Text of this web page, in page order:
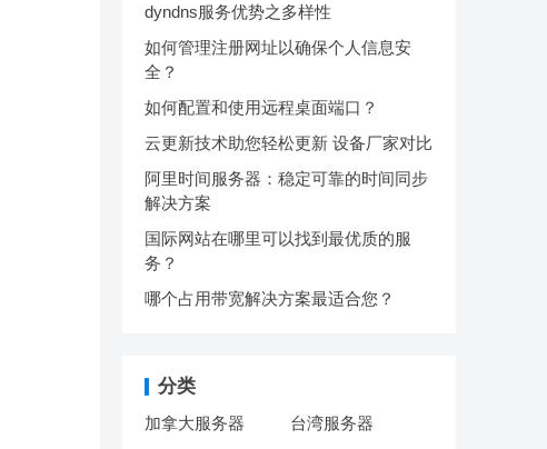
dyndns服务优势之多样性
如何管理注册网址以确保个人信息安
全？
如何配置和使用远程桌面端口？
云更新技术助您轻松更新 设备厂家对比
阿里时间服务器：稳定可靠的时间同步
解决方案
国际网站在哪里可以找到最优质的服
务？
哪个占用带宽解决方案最适合您？
分类
加拿大服务器 台湾服务器